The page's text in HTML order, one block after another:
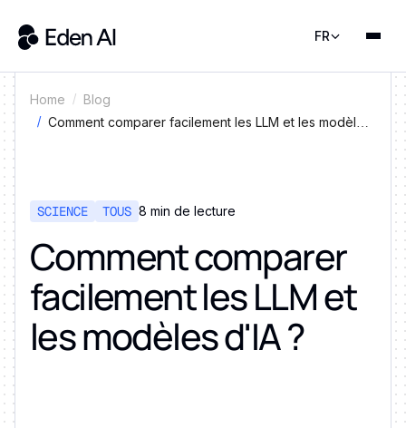
FR
Home
Blog
Comment comparer facilement les LLM et les modèles
SCIENCE TOUS 8 min de lecture
Comment comparer
facilement les LLM et
les modèles d'IA ?